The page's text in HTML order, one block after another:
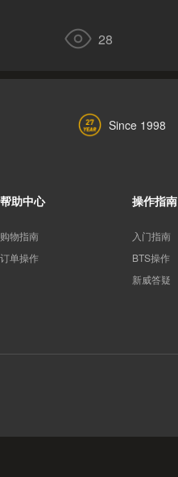
28
Since 1998
帮助中心
购物指南
订单操作
操作指南
入门指南
BTS操作
新威答疑